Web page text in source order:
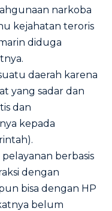
narkoba
kejahatan teroris
diduga
daerah karena
yang sadar dan
dan
kepada
berbasis
dengan
bisa dengan HP
belum